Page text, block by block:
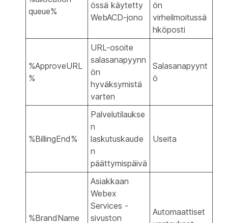
queue%
össä käytetty
WebACD-jono
ön
virheilmoitussä
hköposti
%ApproveURL
%
URL-osoite
salasanapyynn
ön
hyväksymistä
varten
Salasanapyynt
ö
%BillingEnd%
Palvelutilaukse
n
laskutuskaude
n
päättymispäivä
Useita
%BrandName
Asiakkaan
Webex
Services -
sivuston
Automaattiset